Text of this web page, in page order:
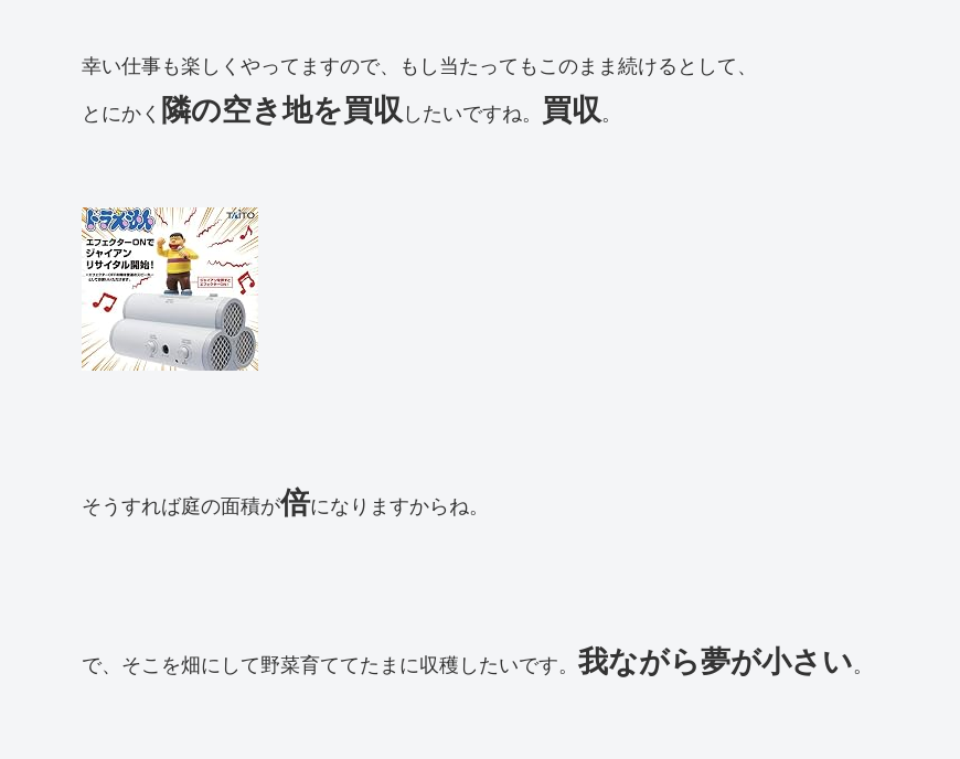
幸い仕事も楽しくやってますので、もし当たってもこのまま続けるとして、
とにかく 隣の空き地を買収 したいですね。 買収 。
そうすれば庭の面積が倍になりますからね。
で、そこを畑にして野菜育ててたまに収穫したいです。 我ながら夢が小さい。